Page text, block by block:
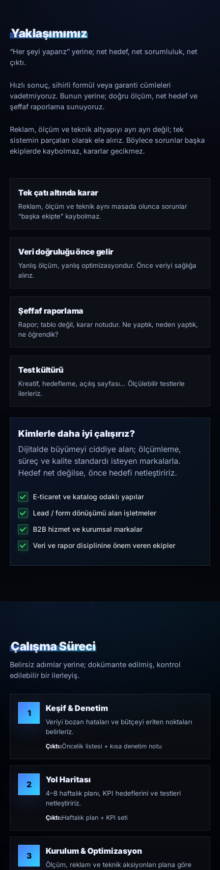
Yaklaşımımız
“Her şeyi yaparız” yerine; net hedef, net sorumluluk, net
çıktı.
Hızlı sonuç, sihirli formül veya garanti cümleleri
vadetmiyoruz. Bunun yerine; doğru ölçüm, net hedef ve
şeffaf raporlama sunuyoruz.
Reklam, ölçüm ve teknik altyapıyı ayrı ayrı değil; tek
sistemin parçaları olarak ele alırız. Böylece sorunlar başka
ekiplerde kaybolmaz, kararlar gecikmez.
Tek çatı altında karar
Reklam, ölçüm ve teknik aynı masada olunca sorunlar
“başka ekipte” kaybolmaz.
Veri doğruluğu önce gelir
Yanlış ölçüm, yanlış optimizasyondur. Önce veriyi sağlığa
alırız.
Şeffaf raporlama
Rapor; tablo değil, karar notudur. Ne yaptık, neden yaptık,
ne öğrendik?
Test kültürü
Kreatif, hedefleme, açılış sayfası… Ölçülebilir testlerle
ilerleriz.
Kimlerle daha iyi çalışırız?
Dijitalde büyümeyi ciddiye alan; ölçümleme,
süreç ve kalite standardı isteyen markalarla.
Hedef net değilse, önce hedefi netleştiririz.
E-ticaret ve katalog odaklı yapılar
Lead / form dönüşümü alan işletmeler
B2B hizmet ve kurumsal markalar
Veri ve rapor disiplinine önem veren ekipler
Çalışma Süreci
Belirsiz adımlar yerine; dokümante edilmiş, kontrol
edilebilir bir ilerleyiş.
1 Keşif & Denetim
Veriyi bozan hataları ve bütçeyi eriten noktaları
belirleriz.
Çıktı:Öncelik listesi + kısa denetim notu
2 Yol Haritası
4–8 haftalık planı, KPI hedeflerini ve testleri
netleştiririz.
Çıktı:Haftalık plan + KPI seti
3 Kurulum & Optimizasyon
Ölçüm, reklam ve teknik aksiyonları plana göre